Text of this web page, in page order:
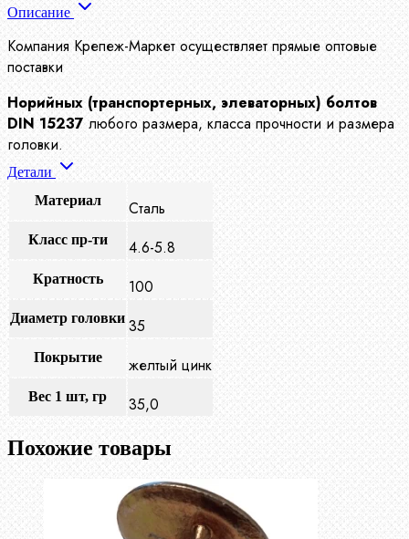
Описание
Компания Крепеж-Маркет осуществляет прямые оптовые
поставки
Норийных (транспортерных, элеваторных) болтов
DIN 15237 любого размера, класса прочности и размера
головки.
Детали
Материал
Сталь
Класс пр-ти 4.6-5.8
Кратность 100
Диаметр головки 35
Покрытие желтый цинк
Вес 1 шт, гр 35,0
Похожие товары